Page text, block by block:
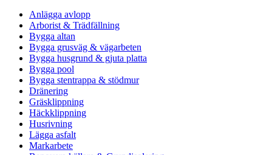
Anlägga avlopp
Arborist & Trädfällning
Bygga altan
Bygga grusväg & vägarbeten
Bygga husgrund & gjuta platta
Bygga pool
Bygga stentrappa & stödmur
Dränering
Gräsklippning
Häckklippning
Husrivning
Lägga asfalt
Markarbete